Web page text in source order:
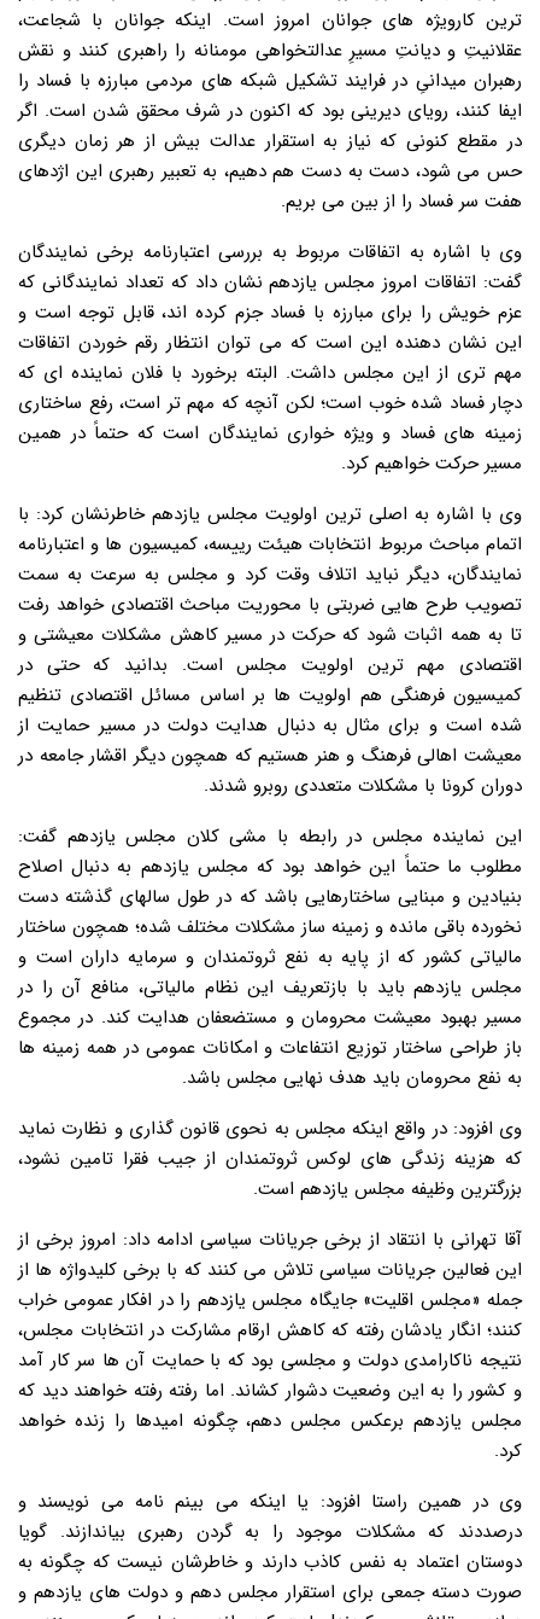
ترین کارویژه های جوانان امروز است. اینکه جوانان با شجاعت،
عقلانیتِ و دیانتِ مسیرِ عدالتخواهی مومنانه را راهبری کنند و نقش
رهبران میدانیِ در فرایند تشکیل شبکه های مردمی مبارزه با فساد را
ایفا کنند، رویای دیرینی بود که اکنون در شرف محقق شدن است. اگر
در مقطع کنونی که نیاز به استقرار عدالت بیش از هر زمان دیگری
حس می شود، دست به دست هم دهیم، به تعبیر رهبری این اژدهای
هفت سر فساد را از بین می بریم.
وی با اشاره به اتفاقات مربوط به بررسی اعتبارنامه برخی نمایندگان
گفت: اتفاقات امروز مجلس یازدهم نشان داد که تعداد نمایندگانی که
عزم خویش را برای مبارزه با فساد جزم کرده اند، قابل توجه است و
این نشان دهنده این است که می توان انتظار رقم خوردن اتفاقات
مهم تری از این مجلس داشت. البته برخورد با فلان نماینده ای که
دچار فساد شده خوب است؛ لکن آنچه که مهم تر است، رفع ساختاری
زمینه های فساد و ویژه خواری نمایندگان است که حتماً در همین
مسیر حرکت خواهیم کرد.
وی با اشاره به اصلی ترین اولویت مجلس یازدهم خاطرنشان کرد: با
اتمام مباحث مربوط انتخابات هیئت رییسه، کمیسیون ها و اعتبارنامه
نمایندگان، دیگر نباید اتلاف وقت کرد و مجلس به سرعت به سمت
تصویب طرح هایی ضربتی با محوریت مباحث اقتصادی خواهد رفت
تا به همه اثبات شود که حرکت در مسیر کاهش مشکلات معیشتی و
اقتصادی مهم ترین اولویت مجلس است. بدانید که حتی در
کمیسیون فرهنگی هم اولویت ها بر اساس مسائل اقتصادی تنظیم
شده است و برای مثال به دنبال هدایت دولت در مسیر حمایت از
معیشت اهالی فرهنگ و هنر هستیم که همچون دیگر اقشار جامعه در
دوران کرونا با مشکلات متعددی روبرو شدند.
این نماینده مجلس در رابطه با مشی کلان مجلس یازدهم گفت:
مطلوب ما حتماً این خواهد بود که مجلس یازدهم به دنبال اصلاح
بنیادین و مبنایی ساختارهایی باشد که در طول سالهای گذشته دست
نخورده باقی مانده و زمینه ساز مشکلات مختلف شده؛ همچون ساختار
مالیاتی کشور که از پایه به نفع ثروتمندان و سرمایه داران است و
مجلس یازدهم باید با بازتعریف این نظام مالیاتی، منافع آن را در
مسیر بهبود معیشت محرومان و مستضعفان هدایت کند. در مجموع
باز طراحی ساختار توزیع انتفاعات و امکانات عمومی در همه زمینه ها
به نفع محرومان باید هدف نهایی مجلس باشد.
وی افزود: در واقع اینکه مجلس به نحوی قانون گذاری و نظارت نماید
که هزینه زندگی های لوکس ثروتمندان از جیب فقرا تامین نشود،
بزرگترین وظیفه مجلس یازدهم است.
آقا تهرانی با انتقاد از برخی جریانات سیاسی ادامه داد: امروز برخی از
این فعالین جریانات سیاسی تلاش می کنند که با برخی کلیدواژه ها از
جمله «مجلس اقلیت» جایگاه مجلس یازدهم را در افکار عمومی خراب
کنند؛ انگار یادشان رفته که کاهش ارقام مشارکت در انتخابات مجلس،
نتیجه ناکارامدی دولت و مجلسی بود که با حمایت آن ها سر کار آمد
و کشور را به این وضعیت دشوار کشاند. اما رفته رفته خواهند دید که
مجلس یازدهم برعکس مجلس دهم، چگونه امیدها را زنده خواهد
کرد.
وی در همین راستا افزود: یا اینکه می بینم نامه می نویسند و
درصددند که مشکلات موجود را به گردن رهبری بیاندازند. گویا
دوستان اعتماد به نفس کاذب دارند و خاطرشان نیست که چگونه به
صورت دسته جمعی برای استقرار مجلس دهم و دولت های یازدهم و